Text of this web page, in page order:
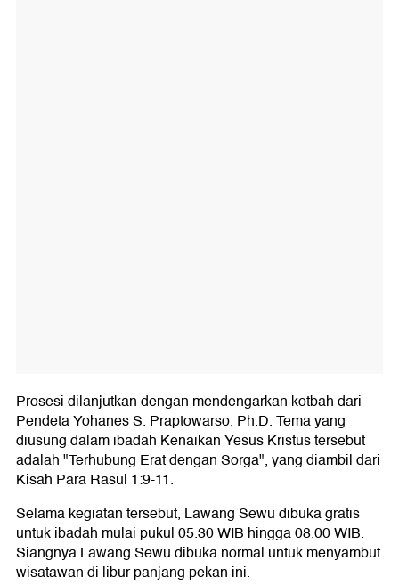
Prosesi dilanjutkan dengan mendengarkan kotbah dari
Pendeta Yohanes S. Praptowarso, Ph.D. Tema yang
diusung dalam ibadah Kenaikan Yesus Kristus tersebut
adalah "Terhubung Erat dengan Sorga", yang diambil dari
Kisah Para Rasul 1:9-11.
Selama kegiatan tersebut, Lawang Sewu dibuka gratis
untuk ibadah mulai pukul 05.30 WIB hingga 08.00 WIB.
Siangnya Lawang Sewu dibuka normal untuk menyambut
wisatawan di libur panjang pekan ini.